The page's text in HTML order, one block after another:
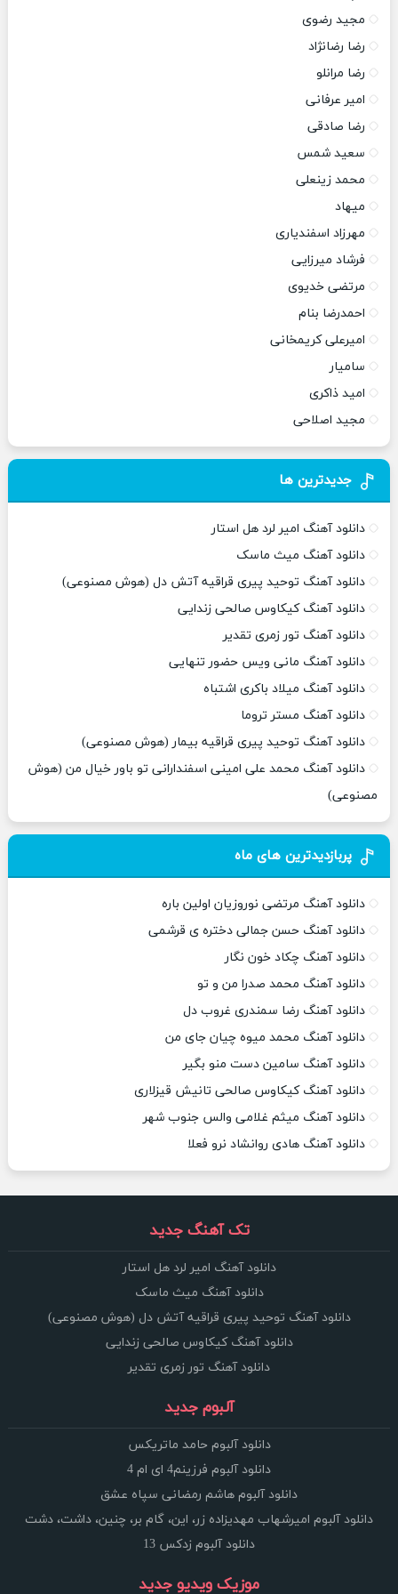
مجید رضوی
رضا رضانژاد
رضا مرانلو
امیر عرفانی
رضا صادقی
سعید شمس
محمد زینعلی
میهاد
مهرزاد اسفندیاری
فرشاد میرزایی
مرتضی خدیوی
احمدرضا بنام
امیرعلی کریمخانی
سامیار
امید ذاکری
مجید اصلاحی
جدیدترین ها
دانلود آهنگ امیر لرد هل استار
دانلود آهنگ میث ماسک
دانلود آهنگ توحید پیری قراقیه آتش دل (هوش مصنوعی)
دانلود آهنگ کیکاوس صالحی زندایی
دانلود آهنگ تور زمری تقدیر
دانلود آهنگ مانی ویس حضور تنهایی
دانلود آهنگ میلاد باکری اشتباه
دانلود آهنگ مستر تروما
دانلود آهنگ توحید پیری قراقیه بیمار (هوش مصنوعی)
دانلود آهنگ محمد علی امینی اسفندارانی تو باور خیال من (هوش
مصنوعی)
پربازدیدترین های ماه
دانلود آهنگ مرتضی نوروزیان اولین باره
دانلود آهنگ حسن جمالی دختره ی قرشمی
دانلود آهنگ چکاد خون نگار
دانلود آهنگ محمد صدرا من و تو
دانلود آهنگ رضا سمندری غروب دل
دانلود آهنگ محمد میوه چیان جای من
دانلود آهنگ سامین دست منو بگیر
دانلود آهنگ کیکاوس صالحی تانیش قیزلاری
دانلود آهنگ میثم غلامی والس جنوب شهر
دانلود آهنگ هادی روانشاد نرو فعلا
تک آهنگ جدید
دانلود آهنگ امیر لرد هل استار
دانلود آهنگ میث ماسک
دانلود آهنگ توحید پیری قراقیه آتش دل (هوش مصنوعی)
دانلود آهنگ کیکاوس صالحی زندایی
دانلود آهنگ تور زمری تقدیر
آلبوم جدید
دانلود آلبوم حامد ماتریکس
دانلود آلبوم فرزینم4 ای ام 4
دانلود آلبوم هاشم رمضانی سپاه عشق
دانلود آلبوم امیرشهاب مهدیزاده زر، این، گام بر، چنین، داشت، دشت
دانلود آلبوم زدکس 13
موزیک ویدیو جدید